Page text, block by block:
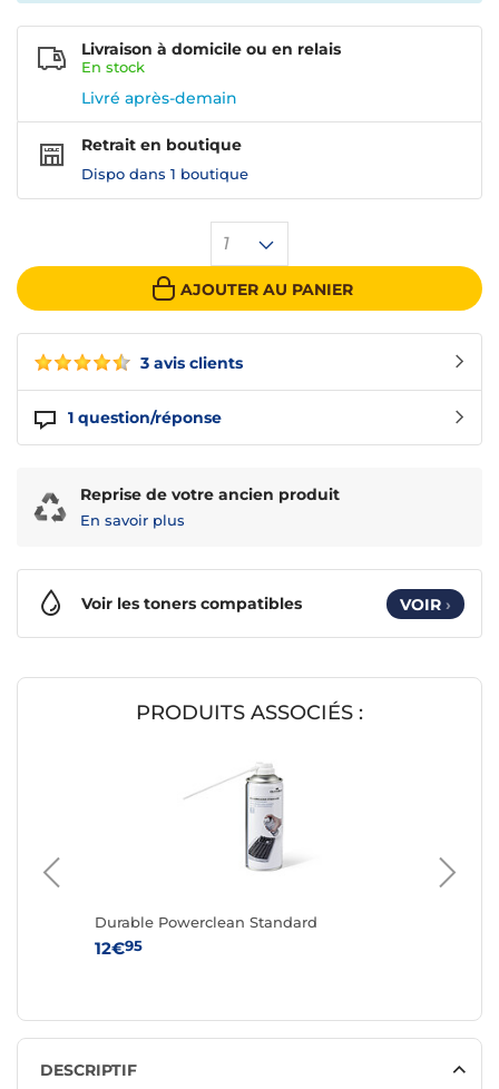
3 avis clients
1 question/réponse
1
AJOUTER AU PANIER
Livraison à domicile ou en relais
En stock
Livré après-demain
Retrait en boutique
Dispo dans 1 boutique
Reprise de votre ancien produit
En savoir plus
Voir les toners compatibles VOIR ›
PRODUITS ASSOCIÉS :
Durable Powerclean Standard
12€95
DESCRIPTIF